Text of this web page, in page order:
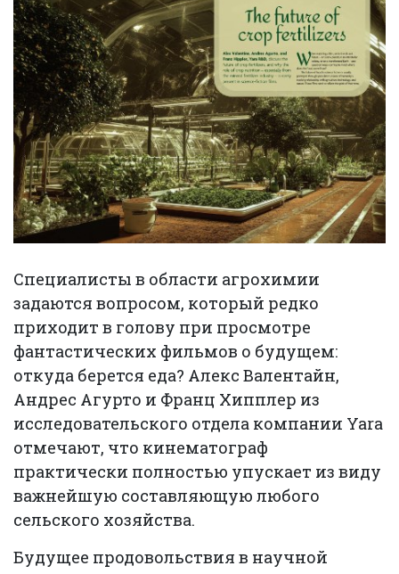
Специалисты в области агрохимии
задаются вопросом, который редко
приходит в голову при просмотре
фантастических фильмов о будущем:
откуда берется еда? Алекс Валентайн,
Андрес Агурто и Франц Хипплер из
исследовательского отдела компании Yara
отмечают, что кинематограф
практически полностью упускает из виду
важнейшую составляющую любого
сельского хозяйства.
Будущее продовольствия в научной